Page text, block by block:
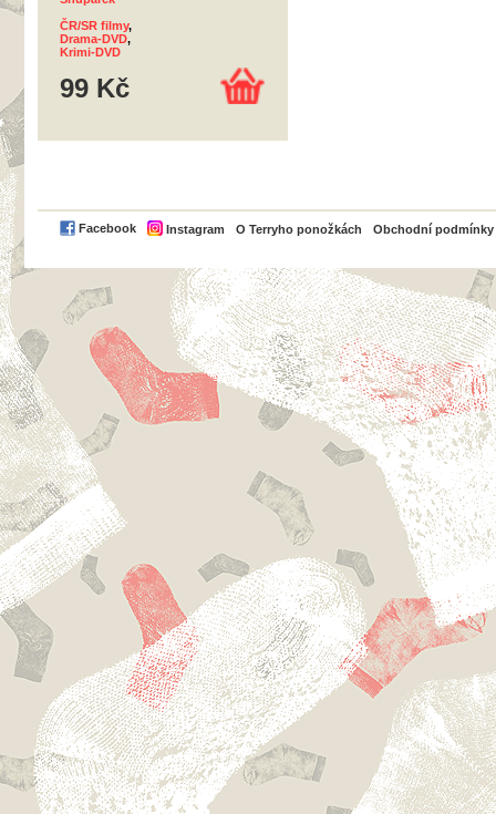
ČR/SR filmy,
Drama-DVD,
Krimi-DVD
99 Kč
Facebook Instagram O Terryho ponožkách Obchodní podmínky
PayPal